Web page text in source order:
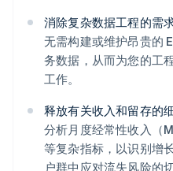
消除复杂数据工程的需
无需构建或维护昂贵的
务数据，从而为您的工
工作。
释放有关收入和留存的
分析月度经常性收入（
等复杂指标，以识别增
户群中应对流失风险的